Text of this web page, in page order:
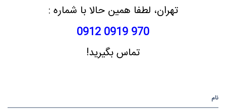
تهران، لطفا همین حالا با شماره :
970 0919 0912
تماس بگیرید!
نام